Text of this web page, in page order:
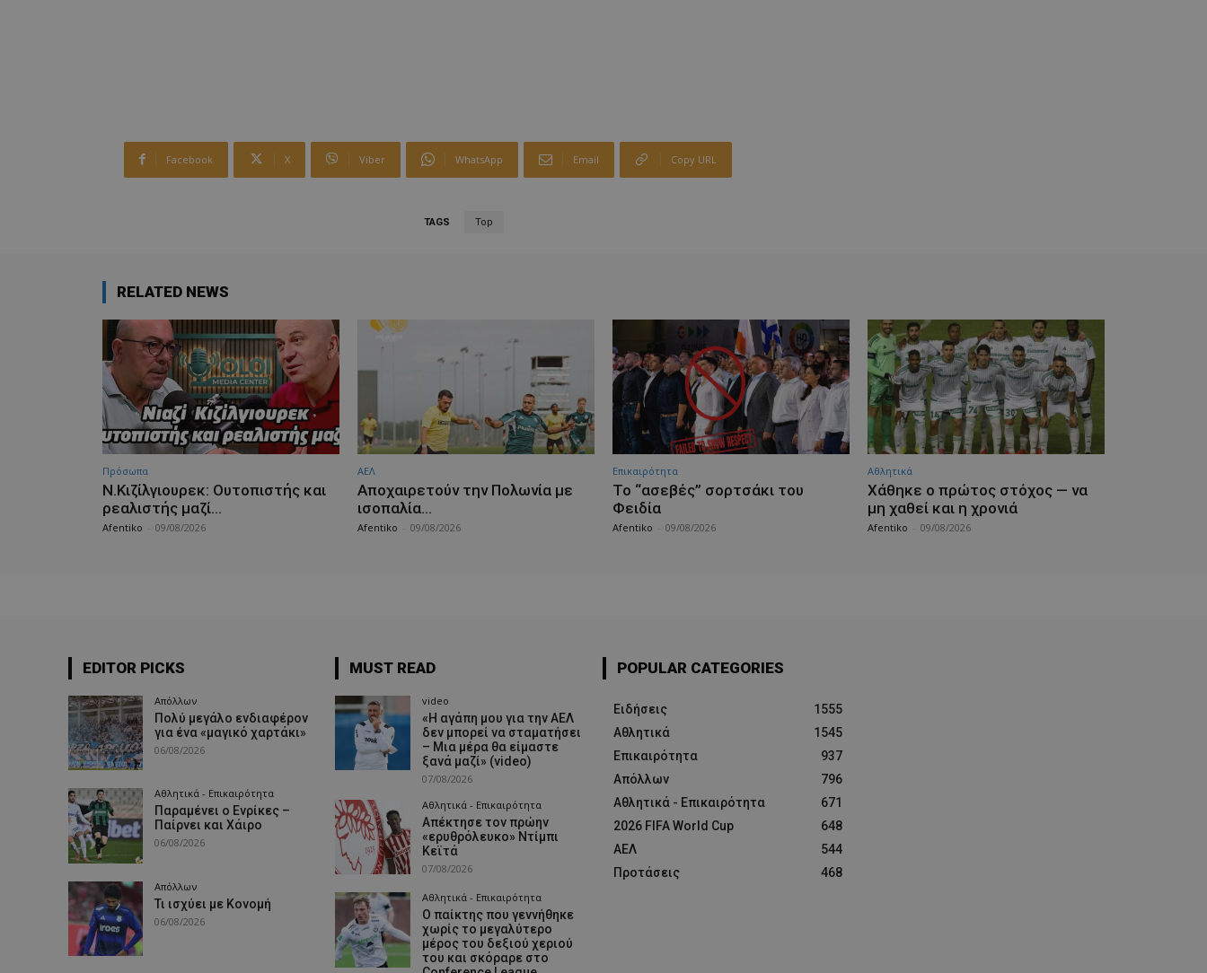
Facebook X Viber WhatsApp Email Copy URL
TAGS Top
RELATED NEWS
Πρόσωπα
Ν.Κιζίλγιουρεκ: Ουτοπιστής και
ρεαλιστής μαζί…
Afentiko 09/08/2026
ΑΕΛ
Aποχαιρετούν την Πολωνία με
ισοπαλία…
Afentiko 09/08/2026
Επικαιρότητα
Το “ασεβές” σορτσάκι του
Φειδία
Afentiko 09/08/2026
Αθλητικά
Χάθηκε ο πρώτος στόχος — να
μη χαθεί και η χρονιά
Afentiko 09/08/2026
EDITOR PICKS
Απόλλων
Πολύ μεγάλο ενδιαφέρον
για ένα «μαγικό χαρτάκι»
06/08/2026
Αθλητικά - Επικαιρότητα
Παραμένει ο Ενρίκες –
Παίρνει και Χάιρο
06/08/2026
Απόλλων
Τι ισχύει με Κονομή
06/08/2026
MUST READ
video
«Η αγάπη μου για την ΑΕΛ
δεν μπορεί να σταματήσει
– Μια μέρα θα είμαστε
ξανά μαζί» (video)
07/08/2026
Αθλητικά - Επικαιρότητα
Απέκτησε τον πρώην
«ερυθρόλευκο» Ντίμπι
Κεϊτά
07/08/2026
Αθλητικά - Επικαιρότητα
Ο παίκτης που γεννήθηκε
χωρίς το μεγαλύτερο
μέρος του δεξιού χεριού
του και σκόραρε στο
POPULAR CATEGORIES
Ειδήσεις
1555
Αθλητικά
1545
Επικαιρότητα
937
Απόλλων
796
Αθλητικά - Επικαιρότητα
671
2026 FIFA World Cup
648
ΑΕΛ
544
Προτάσεις
468